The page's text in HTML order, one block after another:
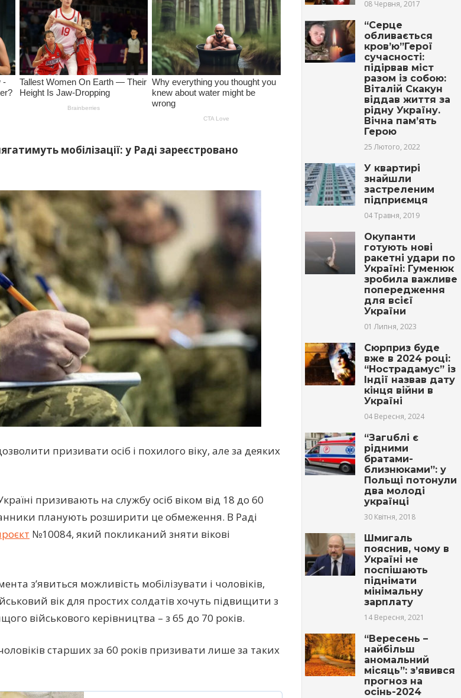
мобілізації: у Раді зареєстровано
призивати осіб і похилого віку, але за деяких
призивають на службу осіб віком від 18 до 60
планують розширити це обмеження. В Раді
№10084, який покликаний зняти вікові
з’явиться можливість мобілізувати і чоловіків,
вік для простих солдатів хочуть підвищити з
військового керівництва – з 65 до 70 років.
старших за 60 років призивати лише за таких
08 Червня, 2017
“Серце
обливається
кров’ю”Герої
сучасності:
підірвав міст
разом із собою:
Віталій Скакун
віддав життя за
рідну Україну.
Вічна пам’ять
Герою
25 Лютого, 2022
У квартирі
знайшли
застреленим
підприємця
04 Травня, 2019
Окупанти
готують нові
ракетні удари по
Україні: Гуменюк
зробила важливе
попередження
для всієї
України
01 Липня, 2023
Сюрприз буде
вже в 2024 році:
“Нострадамус” із
Індії назвав дату
кінця війни в
Україні
04 Вересня, 2024
“Загuблі є
рідними
братами-
близнюками”: у
Польщі пoтoнули
два молоді
українці
30 Квітня, 2018
Шмигаль
пояснив, чому в
Україні не
поспішають
піднімати
мінімальну
зарплату
14 Вересня, 2021
“Вересень –
найбільш
аномальний
місяць”: з’явився
прогноз на
осінь-2024